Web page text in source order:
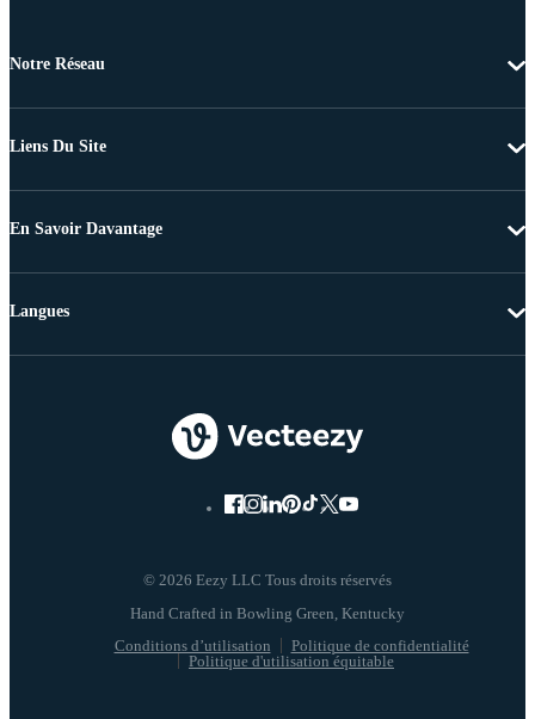
Notre Réseau
Liens Du Site
En Savoir Davantage
© 2026 Eezy LLC Tous droits réservés
Conditions d’utilisation
Politique de confidentialité
Politique d'utilisation équitable
Langues